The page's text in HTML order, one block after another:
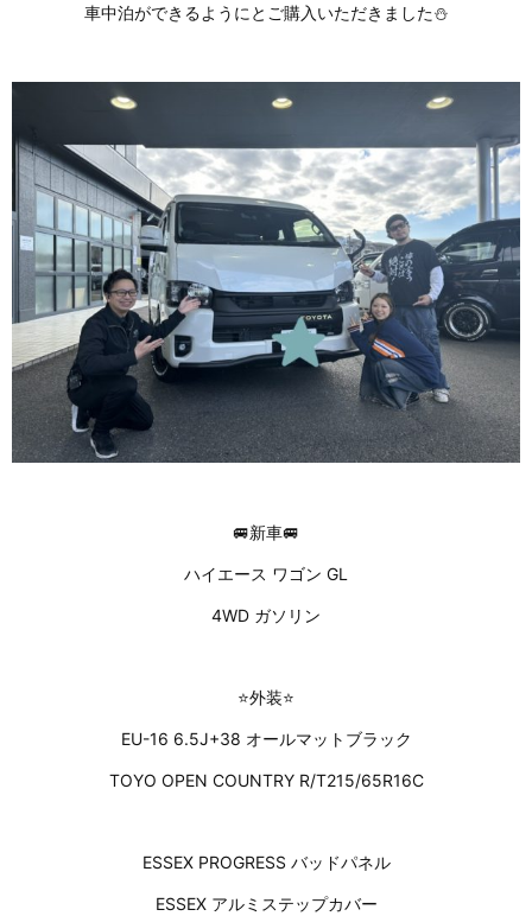
車中泊ができるようにとご購入いただきました⛄
🚐新車🚐
ハイエース ワゴン GL
4WD ガソリン
⭐外装⭐
EU-16 6.5J+38 オールマットブラック
TOYO OPEN COUNTRY R/T215/65R16C
ESSEX PROGRESS バッドパネル
ESSEX アルミステップカバー